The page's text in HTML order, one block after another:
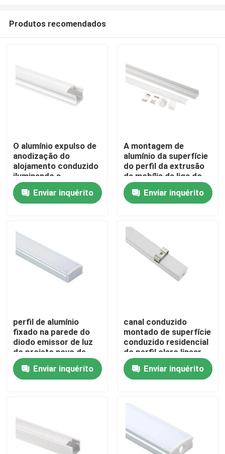
Casa
Produtos
Excursão da fábrica
Contacte-nos
Notícia
Perfis Embutido do diodo emissor de luz
Perfil do diodo emissor de luz da placa de gesso
Produtos recomendados
O alumínio expulso de
anodização do
alojamento conduzido
iluminando a
superfície do perfil
montouEnviar inquérito
A montagem de
alumínio da superfície
do perfil da extrusão
da mobília da liga do
dissipador de calor
conduziu a luz linear
Enviar inquérito
perfil de alumínio
fixado na parede do
diodo emissor de luz
do projeto novo de
17X8mm para a
iluminação da cozinha
Enviar inquérito
canal conduzido
montado de superfície
conduzido residencial
do perfil claro linear
de 17x15mm
Enviar inquérito